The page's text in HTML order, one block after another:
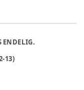
ENDELIG.
13)